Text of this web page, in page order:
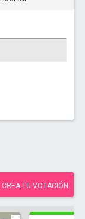
CREA TU VOTACIÓN